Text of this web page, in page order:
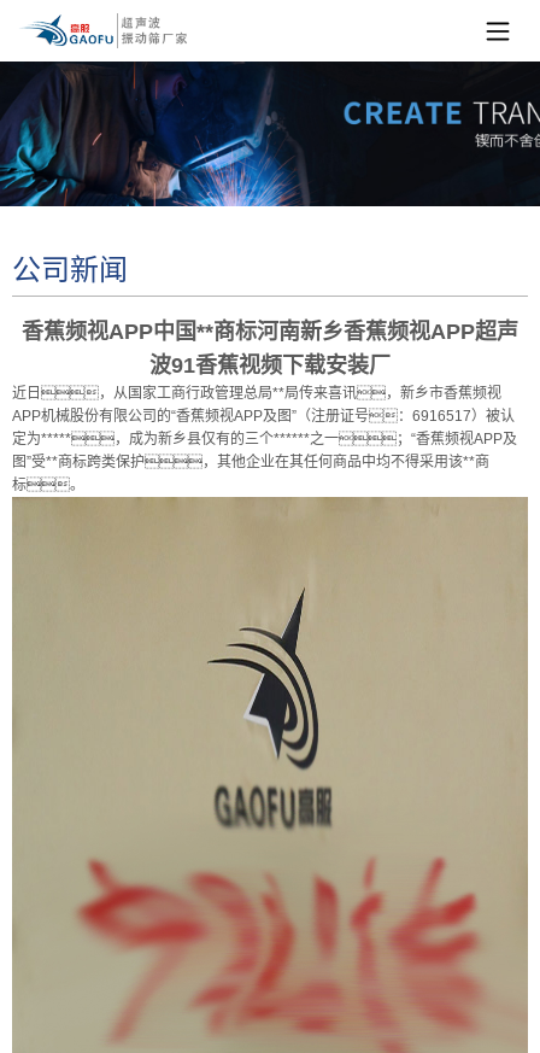
公司新闻
香蕉频视APP中国**商标河南新乡香蕉频视APP超声
波91香蕉视频下载安装厂
近日，从国家工商行政管理总局**局传来喜讯，新乡市香蕉频视
APP机械股份有限公司的“香蕉频视APP及图”（注册证号：6916517）被认
定为*****，成为新乡县仅有的三个******之一；“香蕉频视APP及
图”受**商标跨类保护，其他企业在其任何商品中均不得采用该**商
标。